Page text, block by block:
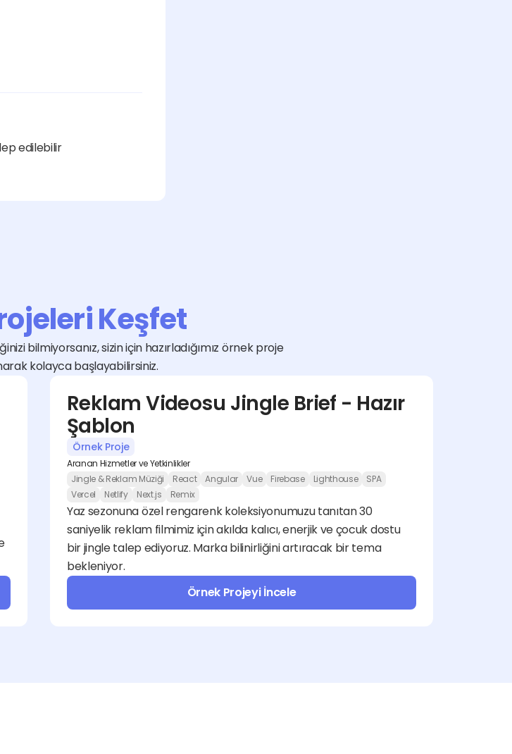
edilebilir
Keşfet
bilmiyorsanız, sizin için hazırladığımız örnek proje
kolayca başlayabilirsiniz.
Reklam Videosu Jingle Brief - Hazır
Şablon
Örnek Proje
Aranan Hizmetler ve Yetkinlikler
Jingle & Reklam Müziği
React Angular Vue Firebase Lighthouse
SPA
Vercel
Netlify Next.js Remix
Yaz sezonuna özel rengarenk koleksiyonumuzu tanıtan 30
saniyelik reklam filmimiz için akılda kalıcı, enerjik ve çocuk dostu
bir jingle talep ediyoruz. Marka bilinirliğini artıracak bir tema
bekleniyor.
Örnek Projeyi İncele